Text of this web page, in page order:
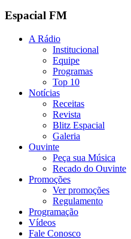
Espacial FM
A Rádio
Institucional
Equipe
Programas
Top 10
Notícias
Receitas
Revista
Blitz Espacial
Galeria
Ouvinte
Peça sua Música
Recado do Ouvinte
Promoções
Ver promoções
Regulamento
Programação
Vídeos
Fale Conosco